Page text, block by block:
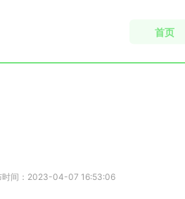
首页
间： 2023-04-07 16:53:06